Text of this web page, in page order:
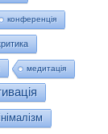
конференція
медитація